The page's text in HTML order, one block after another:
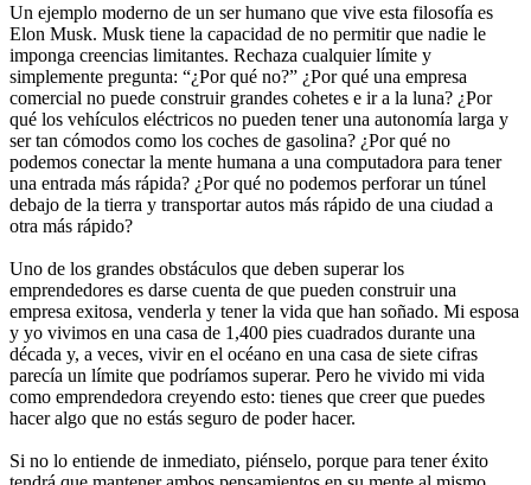
Un ejemplo moderno de un ser humano que vive esta filosofía es
Elon Musk. Musk tiene la capacidad de no permitir que nadie le
imponga creencias limitantes. Rechaza cualquier límite y
simplemente pregunta: “¿Por qué no?” ¿Por qué una empresa
comercial no puede construir grandes cohetes e ir a la luna? ¿Por
qué los vehículos eléctricos no pueden tener una autonomía larga y
ser tan cómodos como los coches de gasolina? ¿Por qué no
podemos conectar la mente humana a una computadora para tener
una entrada más rápida? ¿Por qué no podemos perforar un túnel
debajo de la tierra y transportar autos más rápido de una ciudad a
otra más rápido?
Uno de los grandes obstáculos que deben superar los
emprendedores es darse cuenta de que pueden construir una
empresa exitosa, venderla y tener la vida que han soñado. Mi esposa
y yo vivimos en una casa de 1,400 pies cuadrados durante una
década y, a veces, vivir en el océano en una casa de siete cifras
parecía un límite que podríamos superar. Pero he vivido mi vida
como emprendedora creyendo esto: tienes que creer que puedes
hacer algo que no estás seguro de poder hacer.
Si no lo entiende de inmediato, piénselo, porque para tener éxito